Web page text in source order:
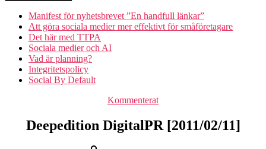
Manifest för nyhetsbrevet ”En handfull länkar”
Att göra sociala medier mer effektivt för småföretagare
Det här med TTPA
Sociala medier och AI
Vad är planning?
Integritetspolicy
Social By Default
Kategorier
Kommenterat
Deepedition DigitalPR [2011/02/11]